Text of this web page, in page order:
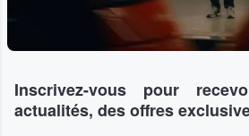
Inscrivez-vous pour
actualités, des offres